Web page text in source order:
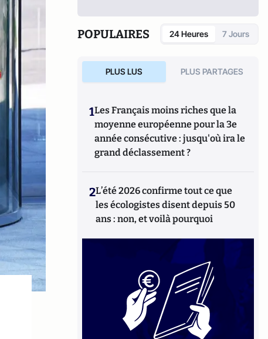
POPULAIRES 24 Heures 7 Jours
PLUS LUS PLUS PARTAGES
1Les Français moins riches que la
moyenne européenne pour la 3e
année consécutive : jusqu'où ira le
grand déclassement ?
2L’été 2026 confirme tout ce que
les écologistes disent depuis 50
ans : non, et voilà pourquoi